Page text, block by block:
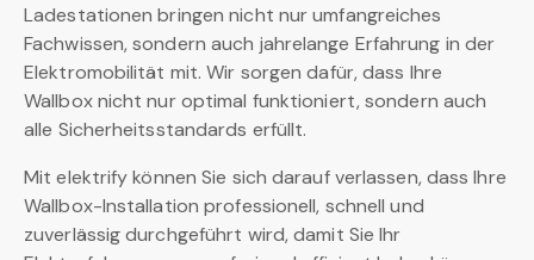
Ladestationen bringen nicht nur umfangreiches
Fachwissen, sondern auch jahrelange Erfahrung in der
Elektromobilität mit. Wir sorgen dafür, dass Ihre
Wallbox nicht nur optimal funktioniert, sondern auch
alle Sicherheitsstandards erfüllt.
Mit elektrify können Sie sich darauf verlassen, dass Ihre
Wallbox-Installation professionell, schnell und
zuverlässig durchgeführt wird, damit Sie Ihr